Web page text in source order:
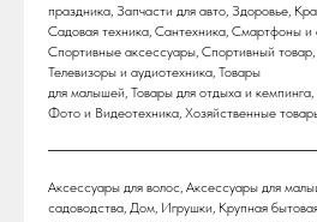
праздника, Запчасти для авто, Здоровье,
Садовая техника, Сантехника, Смартфоны и
Спортивные аксессуары, Спортивный
Телевизоры и аудиотехника, Товары
для малышей, Товары для отдыха и
Фото и Видеотехника, Хозяйственные
Аксессуары для волос, Аксессуары для
садоводства, Дом, Игрушки, Крупная